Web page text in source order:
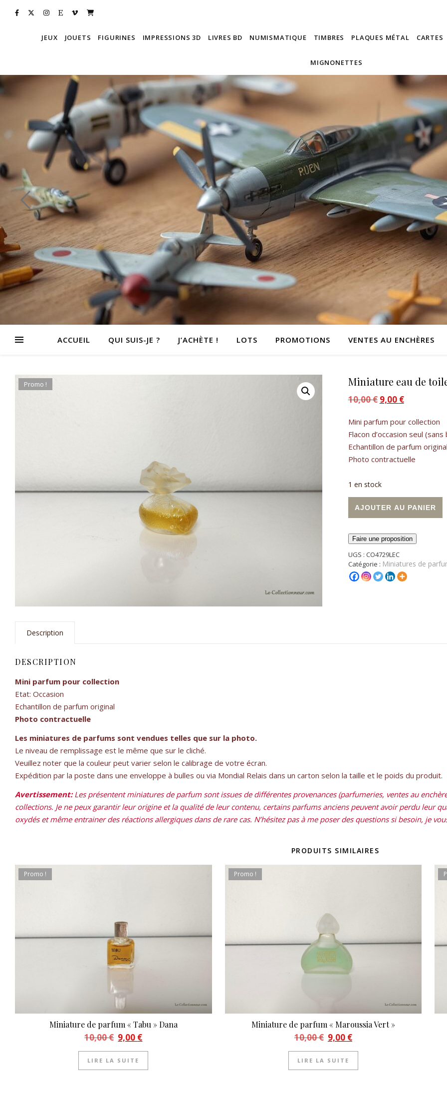
JEUX JOUETS FIGURINES IMPRESSIONS 3D LIVRES BD NUMISMATIQUE TIMBRES PLAQUES MÉTAL CARTES
MIGNONETTES
ACCUEIL QUI SUIS-JE ? J’ACHÈTE ! LOTS PROMOTIONS VENTES AU ENCHÈRES
Promo ! Miniature eau de
10,00€ Le prix initial était :
9,00 €Le prix
Mini parfum pour collection
Flacon d’occasion seul
Echantillon de parfum original
Photo contractuelle
1 en stock
AJOUTER AU PANIER
Faire une proposition
UGS : CO4729LEC
Catégorie : Miniatures de
Description
DESCRIPTION
Mini parfum pour collection
Etat: Occasion
Echantillon de parfum original
Photo contractuelle
Les miniatures de parfums sont vendues telles que sur la photo.
Le niveau de remplissage est le même que sur le cliché.
Veuillez noter que la couleur peut varier selon le calibrage de votre écran.
Expédition par la poste dans une enveloppe à bulles ou via Mondial Relais dans un carton selon la taille et le poids du produit.
Avertissement:Les présentent miniatures de parfum sont issues de différentes provenances (parfumeries, ventes au
collections. Je ne peux garantir leur origine et la qualité de leur contenu, certains parfums anciens peuvent avoir perdu leur
oxydés et même entrainer des réactions allergiques dans de rare cas. N’hésitez pas à me poser des questions si besoin, je
PRODUITS SIMILAIRES
Promo !
Miniature de parfum « Tabu » Dana
10,00€ Le prix initial était : 10,00 €.
9,00 €Le prix actuel est : 9,00 €.
LIRE LA SUITE
Promo !
Miniature de parfum « Maroussia Vert »
10,00€ Le prix initial était : 10,00 €.
9,00 €Le prix actuel est : 9,00 €.
LIRE LA SUITE